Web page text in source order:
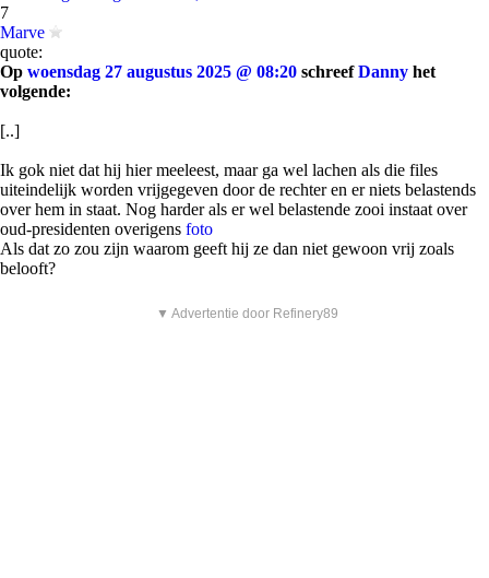
7
Marve
quote:
Op woensdag 27 augustus 2025 @ 08:20 schreefDanny het
volgende:
[..]
Ik gok niet dat hij hier meeleest, maar ga wel lachen als die files
uiteindelijk worden vrijgegeven door de rechter en er niets belastends
over hem in staat. Nog harder als er wel belastende zooi instaat over
oud-presidenten overigens foto
Als dat zo zou zijn waarom geeft hij ze dan niet gewoon vrij zoals
belooft?
▼ Advertentie door Refinery89